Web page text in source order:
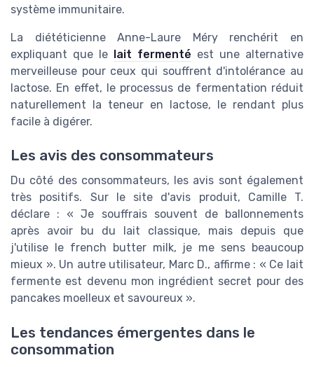
système immunitaire.
La diététicienne Anne-Laure Méry renchérit en
expliquant que le lait fermenté est une alternative
merveilleuse pour ceux qui souffrent d'intolérance au
lactose. En effet, le processus de fermentation réduit
naturellement la teneur en lactose, le rendant plus
facile à digérer.
Les avis des consommateurs
Du côté des consommateurs, les avis sont également
très positifs. Sur le site d'avis produit, Camille T.
déclare : « Je souffrais souvent de ballonnements
après avoir bu du lait classique, mais depuis que
j'utilise le french butter milk, je me sens beaucoup
mieux ». Un autre utilisateur, Marc D., affirme : « Ce lait
fermente est devenu mon ingrédient secret pour des
pancakes moelleux et savoureux ».
Les tendances émergentes dans le
consommation